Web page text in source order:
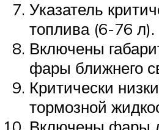
Указатель
топлива (6-76 л).
Включены
фары ближнего
Критически
тормозной